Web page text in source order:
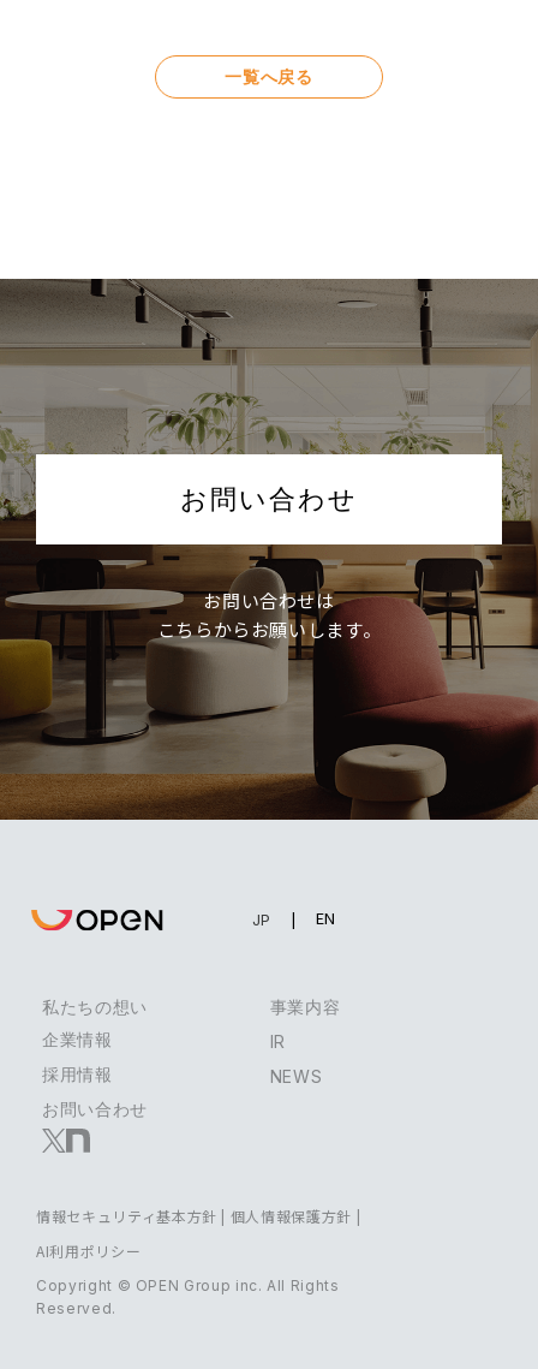
一覧へ戻る
お問い合わせ
お問い合わせは
こちらからお願いします。
EN
JP
私たちの想い
事業内容
企業情報
IR
採用情報
NEWS
お問い合わせ
Copyright © OPEN Group inc. All Rights
Reserved.
情報セキュリティ基本方針 | 個人情報保護方針 |
AI利用ポリシー